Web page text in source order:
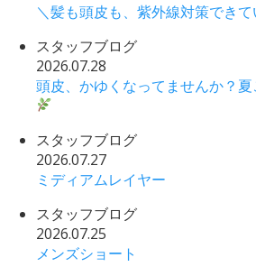
＼髪も頭皮も、紫外線対策できて
スタッフブログ
2026.07.28
頭皮、かゆくなってませんか？
スタッフブログ
2026.07.27
ミディアムレイヤー
スタッフブログ
2026.07.25
メンズショート